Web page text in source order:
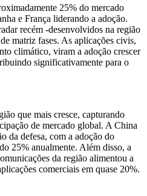
25% do mercado
e França liderando a adoção.
recém -desenvolvidos na região
matriz fases. As aplicações civis,
climático, viram a adoção crescer
significativamente para o
que mais cresce, capturando
de mercado global. A China
da defesa, com a adoção do
25% anualmente. Além disso, a
da região alimentou a
comerciais em quase 20%.